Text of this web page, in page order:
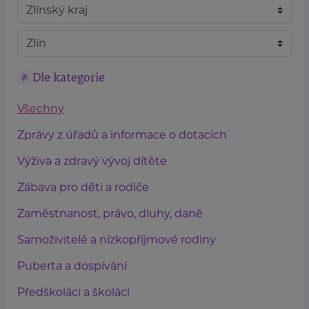
Dle kategorie
Všechny
Zprávy z úřadů a informace o dotacích
Výživa a zdravý vývoj dítěte
Zábava pro děti a rodiče
Zaměstnanost, právo, dluhy, daně
Samoživitelé a nízkopříjmové rodiny
Puberta a dospívání
Předškoláci a školáci